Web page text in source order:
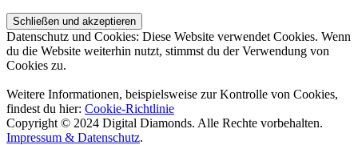
Datenschutz und Cookies: Diese Website verwendet Cookies. Wenn
du die Website weiterhin nutzt, stimmst du der Verwendung von
Cookies zu.
Weitere Informationen, beispielsweise zur Kontrolle von Cookies,
findest du hier: Cookie-Richtlinie
Copyright © 2024 Digital Diamonds. Alle Rechte vorbehalten.
Impressum & Datenschutz.